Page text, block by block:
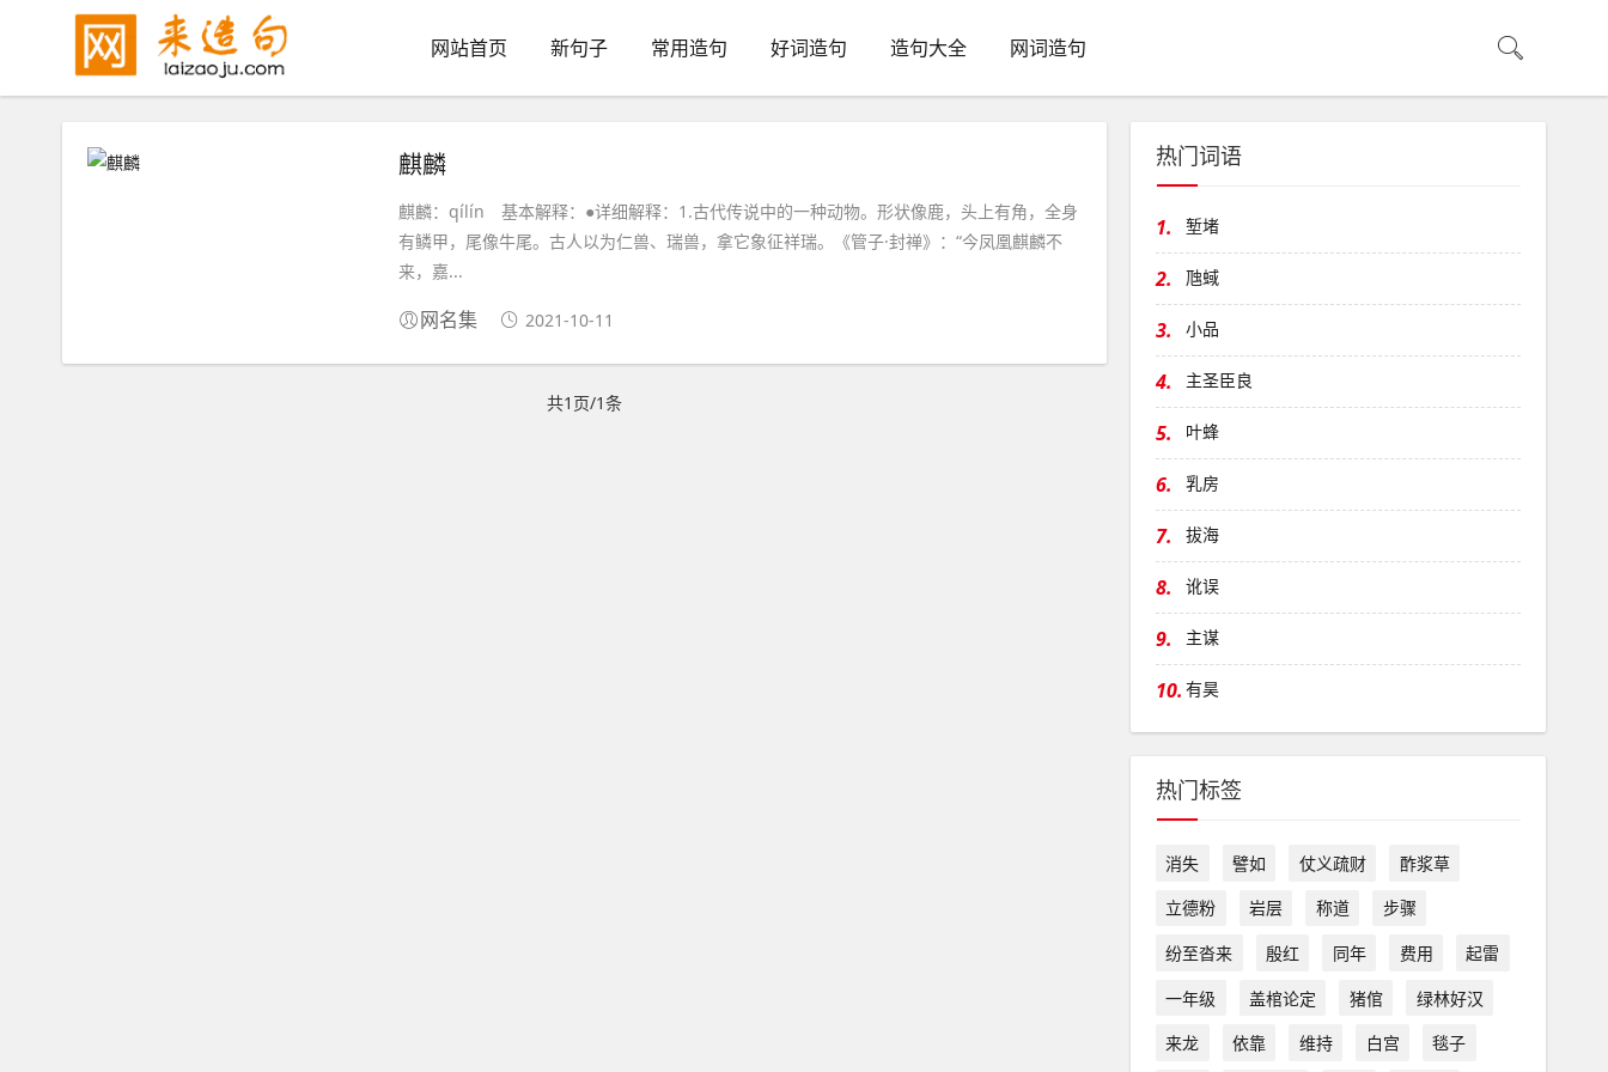
网站首页 新句子 常用造句 好词造句 造句大全 网词造句
麒麟
麒麟：qílín 基本解释：●详细解释：1.古代传说中的一种动物。形状像鹿，头上有角，全身
有鳞甲，尾像牛尾。古人以为仁兽、瑞兽，拿它象征祥瑞。《管子·封禅》：“今凤凰麒麟不
来，嘉...
网名集 2021-10-11
共1页/1条
热门词语
1. 堑堵
2. 虺蜮
3. 小品
4. 主圣臣良
5. 叶蜂
6. 乳房
7. 拔海
8. 讹误
9. 主谋
10. 有昊
热门标签
消失 譬如 仗义疏财
酢浆草
立德粉
岩层 称道
步骤
纷至沓来
殷红 同年 费用
起雷
一年级
盖棺论定 猪倌
绿林好汉
来龙
依靠 维持 白宫 毯子